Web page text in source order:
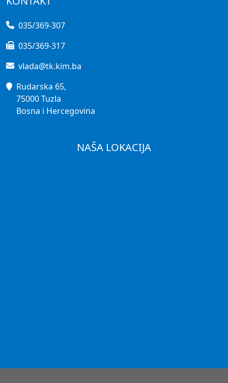
035/369-307
035/369-317
vlada@tk.kim.ba
Rudarska 65,
75000 Tuzla
Bosna i Hercegovina
NAŠA LOKACIJA